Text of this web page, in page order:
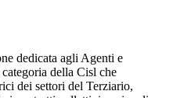
dedicata agli Agenti e
della Cisl che
dei settori del Terziario,